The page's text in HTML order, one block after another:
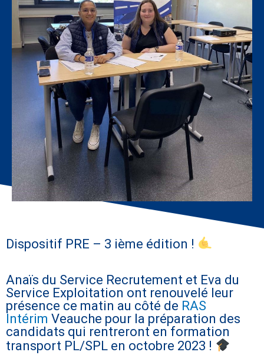
Dispositif PRE – 3 ième édition !
Anaïs du Service Recrutement et Eva du
Service Exploitation ont renouvelé leur
présence ce matin au côté de RAS
Intérim Veauche pour la préparation des
candidats qui rentreront en formation
transport PL/SPL en octobre 2023 !